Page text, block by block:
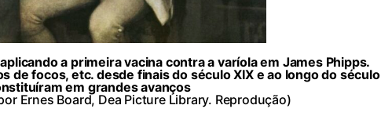
a primeira vacina contra a varíola em James Phipps.
de focos, etc. desde finais do século XIX e ao longo do século
em grandes avanços
Ernes Board, Dea Picture Library. Reprodução)